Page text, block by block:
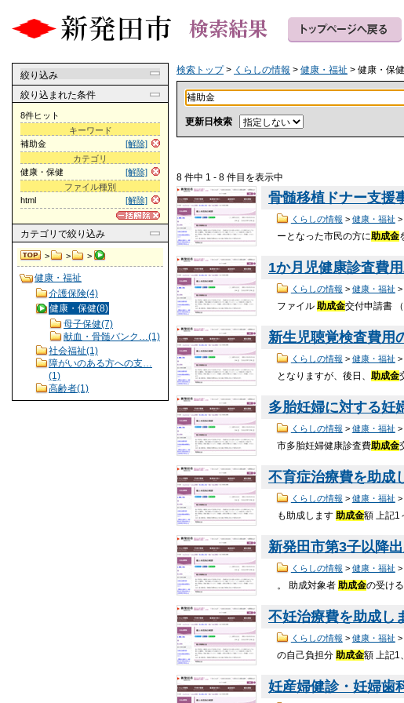
絞り込み
絞り込まれた条件
8件ヒット
キーワード
[解除]
補助金
カテゴリ
[解除]
健康・保健
ファイル種別
[解除]
html
カテゴリ で絞り込み
> > >
健康・福祉
介護保険(4)
健康・保健(8)
母子保健(7)
献血・骨髄バンク…(1)
社会福祉(1)
障がいのある方への支…
(1)
高齢者(1)
検索トップ> くらしの情報 > 健康・福祉 > 健康・保健
更新日検索
8 件中 1 - 8 件目を表示中
骨髄移植ドナー支援
くらしの情報 > 健康・福祉 >
ーとなった市民の方に助成金
1か月児健康診査費
くらしの情報 > 健康・福祉 >
ファイル 助成金交付申請書
新生児聴覚検査費用
くらしの情報 > 健康・福祉 >
となりますが、後日、 助成金
多胎妊婦に対する妊
くらしの情報 > 健康・福祉 >
市多胎妊婦健康診査費助成金
不育症治療費を助成
くらしの情報 > 健康・福祉 >
も助成します 助成金額 上記1
新発田市第3子以降
くらしの情報 > 健康・福祉 >
。 助成対象者 助成金の受け
不妊治療費を助成し
くらしの情報 > 健康・福祉 >
の自己負担分 助成金額 上記1
妊産婦健診・妊婦歯